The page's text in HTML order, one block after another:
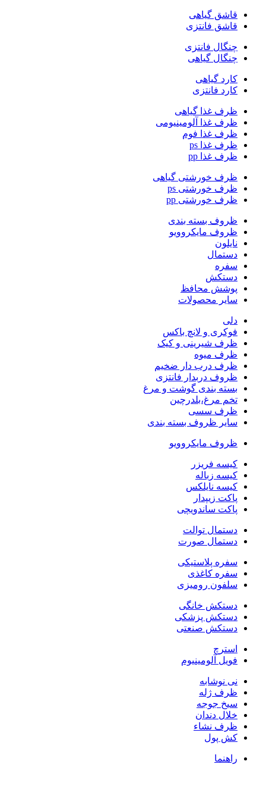
قاشق گیاهی
قاشق فانتزی
چنگال فانتزی
چنگال گیاهی
کارد گیاهی
کارد فانتزی
ظرف غذا گیاهی
ظرف غذا آلومینیومی
ظرف غذا فوم
ظرف غذا ps
ظرف غذا pp
ظرف خورشتی گیاهی
ظرف خورشتی ps
ظرف خورشتی pp
ظروف بسته بندی
ظروف مایکروویو
نایلون
دستمال
سفره
دستکش
پوشش محافظ
سایر محصولات
دلی
فوکری و لانچ باکس
ظرف شیرینی و کیک
ظرف میوه
ظرف درب دار ضخیم
ظروف دربدار فانتزی
بسته بندی گوشت و مرغ
تخم مرغ،بلدرچین
ظرف سسی
سایر ظروف بسته بندی
ظروف مایکروویو
کیسه فریزر
کیسه زباله
کیسه نایلکس
پاکت زیپدار
پاکت ساندویچی
دستمال توالت
دستمال صورت
سفره پلاستیکی
سفره کاغذی
سلفون رومیزی
دستکش خانگی
دستکش پزشکی
دستکش صنعتی
استرچ
فویل آلومینیوم
نی نوشابه
ظرف ژله
سیخ جوجه
خلال دندان
ظرف نشاء
کش پول
راهنما